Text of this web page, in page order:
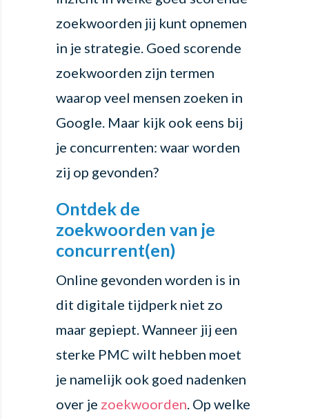
zoekwoorden jij kunt opnemen
in je strategie. Goed scorende
zoekwoorden zijn termen
waarop veel mensen zoeken in
Google. Maar kijk ook eens bij
je concurrenten: waar worden
zij op gevonden?
Ontdek de
zoekwoorden van je
concurrent(en)
Online gevonden worden is in
dit digitale tijdperk niet zo
maar gepiept. Wanneer jij een
sterke PMC wilt hebben moet
je namelijk ook goed nadenken
over je zoekwoorden . Op welke